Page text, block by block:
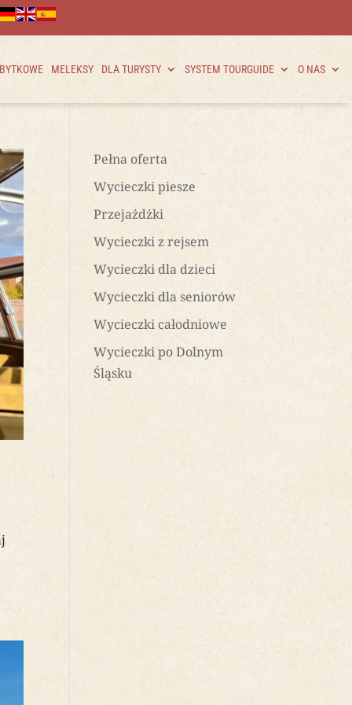
MELEKSY DLA TURYSTY SYSTEM TOURGUIDE O NAS
Pełna oferta
Wycieczki piesze
Przejażdżki
Wycieczki z rejsem
Wycieczki dla dzieci
Wycieczki dla seniorów
Wycieczki całodniowe
Wycieczki po Dolnym
Śląsku